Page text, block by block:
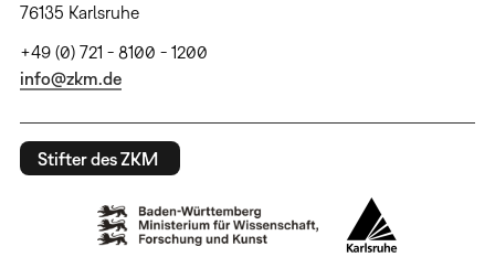
76135 Karlsruhe
+49 (0) 721 - 8100 - 1200
info@zkm.de
Stifter des ZKM